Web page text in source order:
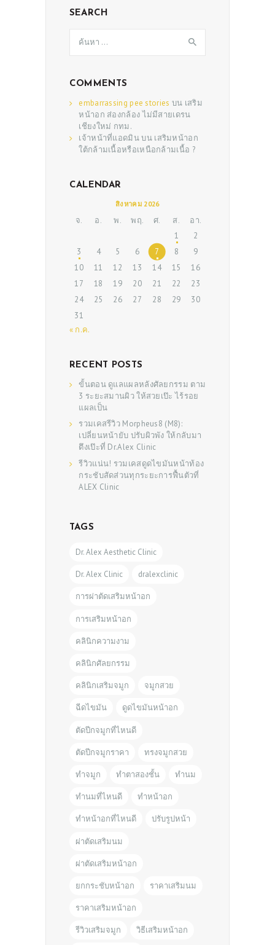
PRE & POST CAUTIONS
CONSULT & RESERVATION
SEARCH
สำหรับ:
COMMENTS
embarrassing pee stories บน เสริม
หน้าอก ส่องกล้อง ไม่มีสายเดรน
เชียงใหม่ กทม.
เจ้าหน้าที่แอดมินบน เสริมหน้าอก
ใต้กล้ามเนื้อหรือเหนือกล้ามเนื้อ ?
CALENDAR
สิงหาคม 2026
จ. อ. พ. พฤ. ศ. ส. อา.
1
2
3
4 5 6 7 8
9
10
11 12 13 14 15
16
17
18 19 20 21 22
23
24
25 26 27 28 29
30
31
« ก.ค.
RECENT POSTS
ขั้นตอน ดูแลแผลหลังศัลยกรรม ตาม
3 ระยะสมานผิว ให้สวยเป๊ะ ไร้รอย
แผลเป็น
รวมเคสรีวิว Morpheus8 (M8):
เปลี่ยนหน้ายับ ปรับผิวพัง ให้กลับมา
ตึงเป๊ะที่ Dr.Alex Clinic
รีวิวแน่น! รวมเคสดูดไขมันหน้าท้อง
กระชับสัดส่วนทุกระยะการฟื้นตัวที่
ALEX Clinic
TAGS
Dr. Alex Aesthetic Clinic
Dr. Alex Clinic dralexclinic
การผ่าตัดเสริมหน้าอก
การเสริมหน้าอก
คลินิกความงาม
คลินิกศัลยกรรม
คลินิกเสริมจมูก จมูกสวย
ฉีดไขมัน ดูดไขมันหน้าอก
ตัดปีกจมูกที่ไหนดี
ตัดปีกจมูกราคา ทรงจมูกสวย
ทำจมูก ทำตาสองชั้น ทำนม
ทำนมที่ไหนดี ทำหน้าอก
ทำหน้าอกที่ไหนดี ปรับรูปหน้า
ผ่าตัดเสริมนม
ผ่าตัดเสริมหน้าอก
ยกกระชับหน้าอก ราคาเสริมนม
ราคาเสริมหน้าอก
รีวิวเสริมจมูก วิธีเสริมหน้าอก